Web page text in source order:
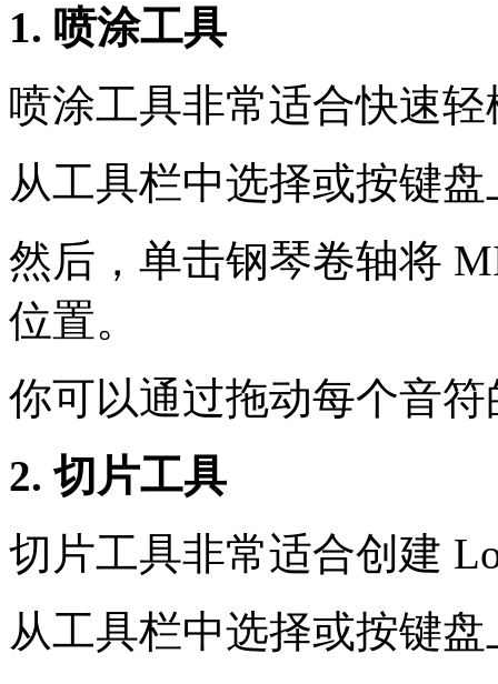
1. 喷涂工具
喷涂工具非常适合快速
从工具栏中选择或按键
然后，单击钢琴卷轴将
位置。
你可以通过拖动每个音
2. 切片工具
切片工具非常适合创建
从工具栏中选择或按键盘